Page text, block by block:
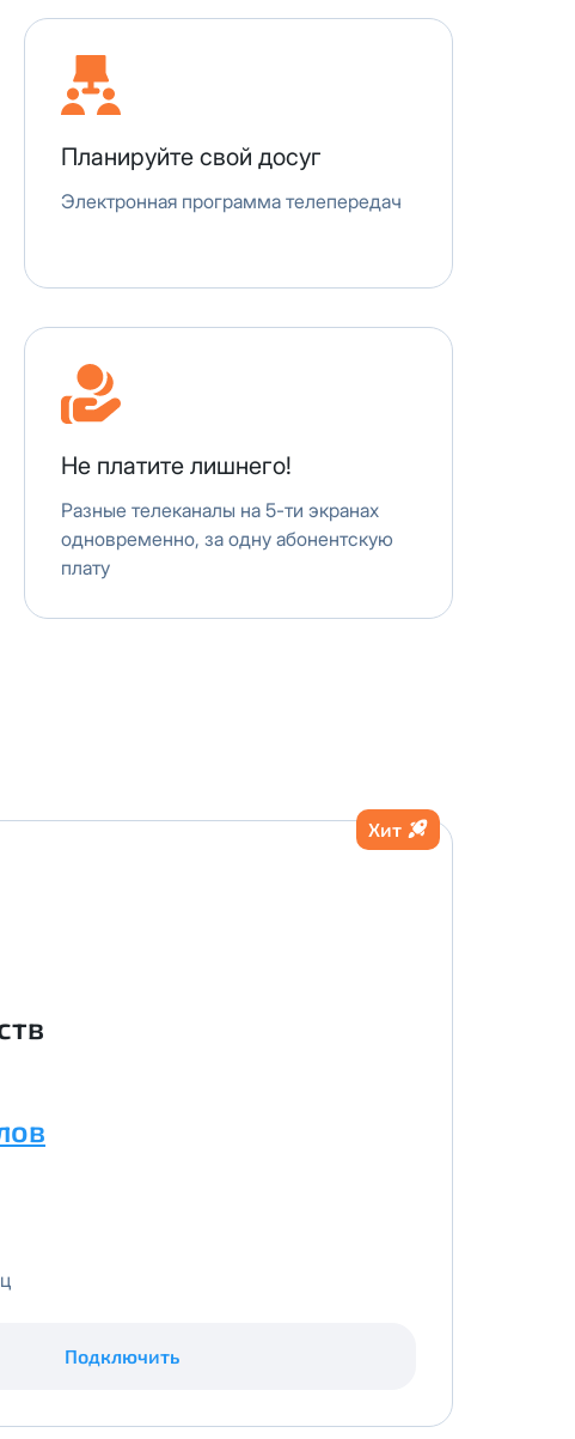
Планируйте свой досуг
Электронная программа телепередач
Не платите лишнего!
Разные телеканалы на 5-ти экранах
одновременно, за одну абонентскую
плату
Хит
Подключить